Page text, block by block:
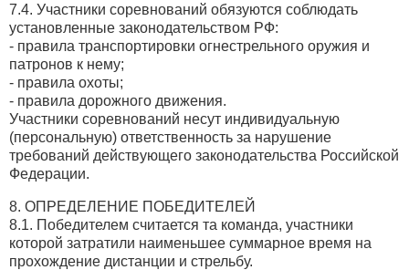
7.4. Участники соревнований обязуются соблюдать
установленные законодательством РФ:
- правила транспортировки огнестрельного оружия и
патронов к нему;
- правила охоты;
- правила дорожного движения.
Участники соревнований несут индивидуальную
(персональную) ответственность за нарушение
требований действующего законодательства Российской
Федерации.
8. ОПРЕДЕЛЕНИЕ ПОБЕДИТЕЛЕЙ
8.1. Победителем считается та команда, участники
которой затратили наименьшее суммарное время на
прохождение дистанции и стрельбу.